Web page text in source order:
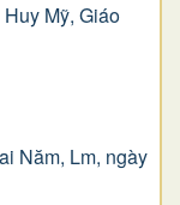
Mỹ, Giáo
Năm, Lm, ngày